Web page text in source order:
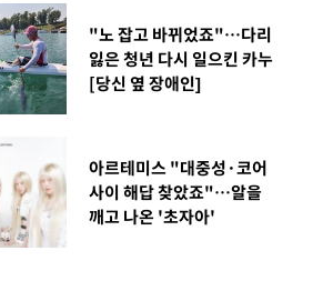
"노 잡고 바뀌었죠"…다리
잃은 청년 다시 일으킨 카누
[당신 옆 장애인]
아르테미스 "대중성·코어
사이 해답 찾았죠"…알을
깨고 나온 '초자아'